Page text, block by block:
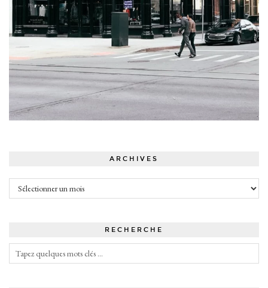
ARCHIVES
Archives
RECHERCHE